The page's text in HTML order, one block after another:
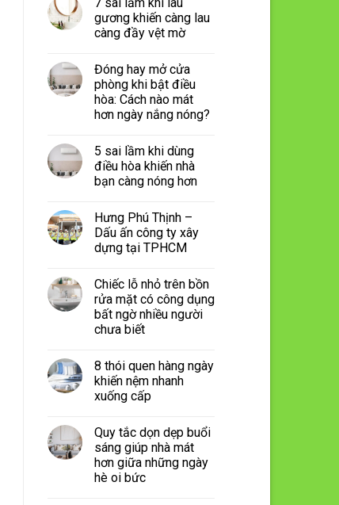
gương khiến càng lau
càng đầy vệt mờ
Đóng hay mở cửa
phòng khi bật điều
hòa: Cách nào mát
hơn ngày nắng nóng?
5 sai lầm khi dùng
điều hòa khiến nhà
bạn càng nóng hơn
Hưng Phú Thịnh –
Dấu ấn công ty xây
dựng tại TPHCM
Chiếc lỗ nhỏ trên bồn
rửa mặt có công dụng
bất ngờ nhiều người
chưa biết
8 thói quen hàng ngày
khiến nệm nhanh
xuống cấp
Quy tắc dọn dẹp buổi
sáng giúp nhà mát
hơn giữa những ngày
hè oi bức